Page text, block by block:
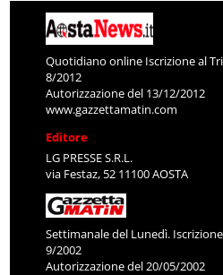
Quotidiano online Iscrizione al
8/2012
Autorizzazione del 13/12/2012
www.gazzettamatin.com
Editore
LG PRESSE S.R.L.
via Festaz, 52 11100 AOSTA
Settimanale del Lunedì.
9/2002
Autorizzazione del 20/05/2002